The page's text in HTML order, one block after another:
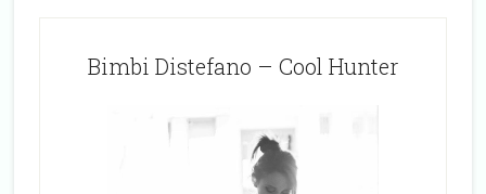
Bimbi Distefano – Cool Hunter